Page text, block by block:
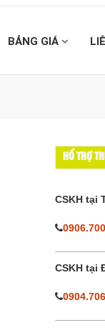
BẢNG GIÁ
HỔ TRỢ
CSKH tại
CSKH tại